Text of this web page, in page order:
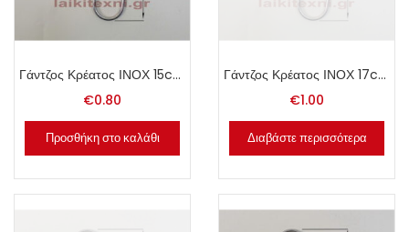
Γάντζος Κρέατος ΙΝΟΧ 15cm.
€0.80
Προσθήκη στο καλάθι
Γάντζος Κρέατος ΙΝΟΧ 17cm.
€1.00
Διαβάστε περισσότερα